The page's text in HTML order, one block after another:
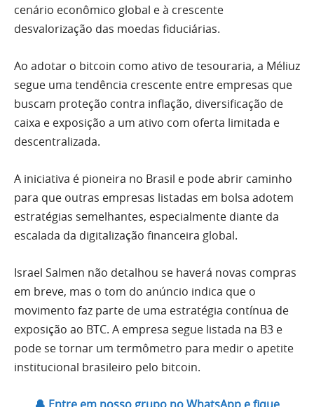
cenário econômico global e à crescente
desvalorização das moedas fiduciárias.
Ao adotar o bitcoin como ativo de tesouraria, a Méliuz
segue uma tendência crescente entre empresas que
buscam proteção contra inflação, diversificação de
caixa e exposição a um ativo com oferta limitada e
descentralizada.
A iniciativa é pioneira no Brasil e pode abrir caminho
para que outras empresas listadas em bolsa adotem
estratégias semelhantes, especialmente diante da
escalada da digitalização financeira global.
Israel Salmen não detalhou se haverá novas compras
em breve, mas o tom do anúncio indica que o
movimento faz parte de uma estratégia contínua de
exposição ao BTC. A empresa segue listada na B3 e
pode se tornar um termômetro para medir o apetite
institucional brasileiro pelo bitcoin.